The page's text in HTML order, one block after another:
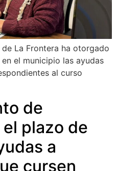
La Frontera ha otorgado
el municipio las ayudas
al curso
de
plazo de
a
cursen